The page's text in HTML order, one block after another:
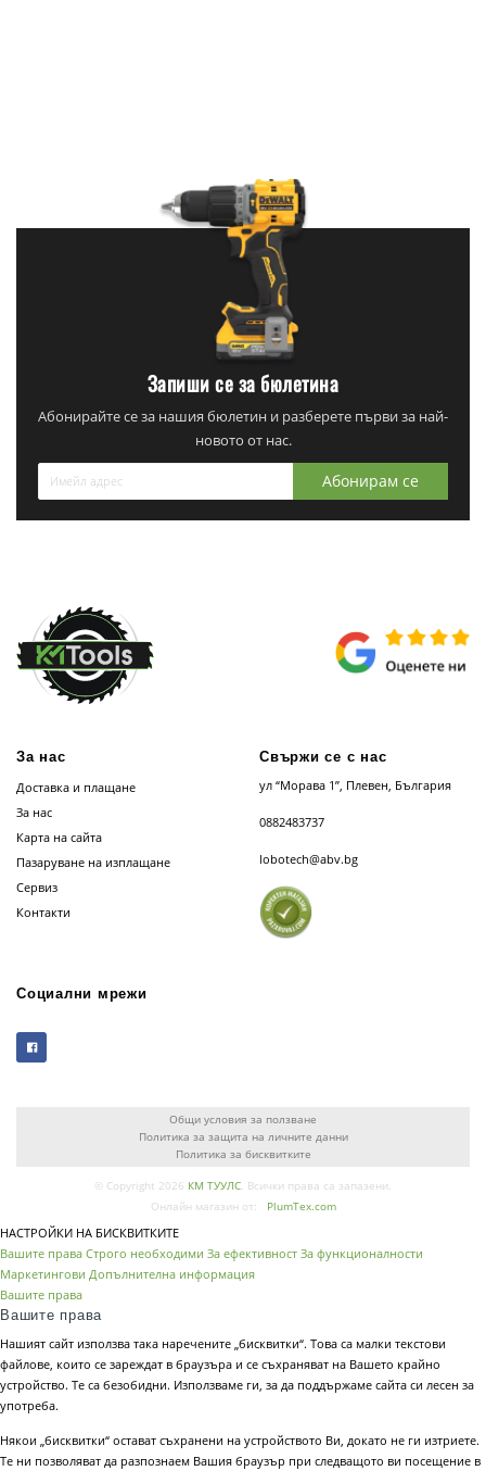
Запиши се за бюлетина
Абонирайте се за нашия бюлетин и разберете първи за най-
новото от нас.
Абонирам се
За нас
Доставка и плащане
За нас
Карта на сайта
Пазаруване на изплащане
Сервиз
Контакти
Свържи се с нас
ул “Морава 1”, Плевен, България
0882483737
lobotech@abv.bg
Социални мрежи
Общи условия за ползване
Политика за защита на личните данни
Политика за бисквитките
© Copyright 2026 КМ ТУУЛС . Всички права са запазени.
Онлайн магазин от:
PlumTex.com
НАСТРОЙКИ НА БИСКВИТКИТЕ
Вашите права Строго необходими За ефективност За функционалности
Маркетингови Допълнителна информация
Вашите права
Вашите права
Нашият сайт използва така наречените „бисквитки“. Това са малки текстови
файлове, които се зареждат в браузъра и се съхраняват на Вашето крайно
устройство. Те са безобидни. Използваме ги, за да поддържаме сайта си лесен за
употреба.
Някои „бисквитки“ остават съхранени на устройството Ви, докато не ги изтриете.
Те ни позволяват да разпознаем Вашия браузър при следващото ви посещение в